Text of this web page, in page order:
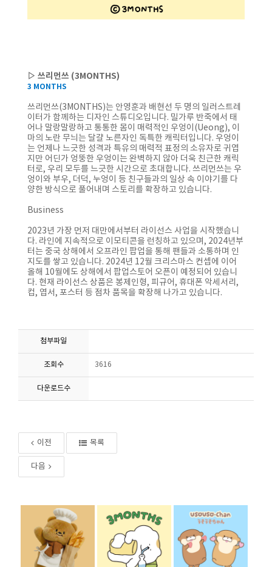
▷ 쓰리먼쓰 (3MONTHS)
3 MONTHS
쓰리먼쓰(3MONTHS)는 안영훈과 배현선 두 명의 일러스트레
이터가 함께하는 디자인 스튜디오입니다. 밀가루 반죽에서 태
어나 말랑말랑하고 통통한 몸이 매력적인 우엉이(Ueong), 이
마의 노란 무늬는 달걀 노른자인 독특한 캐릭터입니다. 우엉이
는 언제나 느긋한 성격과 특유의 매력적 표정의 소유자로 귀엽
지만 어딘가 엉뚱한 우엉이는 완벽하지 않아 더욱 친근한 캐릭
터로, 우리 모두를 느긋한 시간으로 초대합니다. 쓰리먼쓰는 우
엉이와 부우, 더덕, 누엉이 등 친구들과의 일상 속 이야기를 다
양한 방식으로 풀어내며 스토리를 확장하고 있습니다.
Business
2023년 가장 먼저 대만에서부터 라이선스 사업을 시작했습니
다. 라인에 지속적으로 이모티콘을 런칭하고 있으며, 2024년부
터는 중국 상해에서 오프라인 팝업을 통해 팬들과 소통하며 인
지도를 쌓고 있습니다. 2024년 12월 크리스마스 컨셉에 이어
올해 10월에도 상해에서 팝업스토어 오픈이 예정되어 있습니
다. 현재 라이선스 상품은 봉제인형, 피규어, 휴대폰 악세서리,
컵, 엽서, 포스터 등 점차 품목을 확장해 나가고 있습니다.
첨부파일
조회수 3616
다운로드수
이전 목록
다음